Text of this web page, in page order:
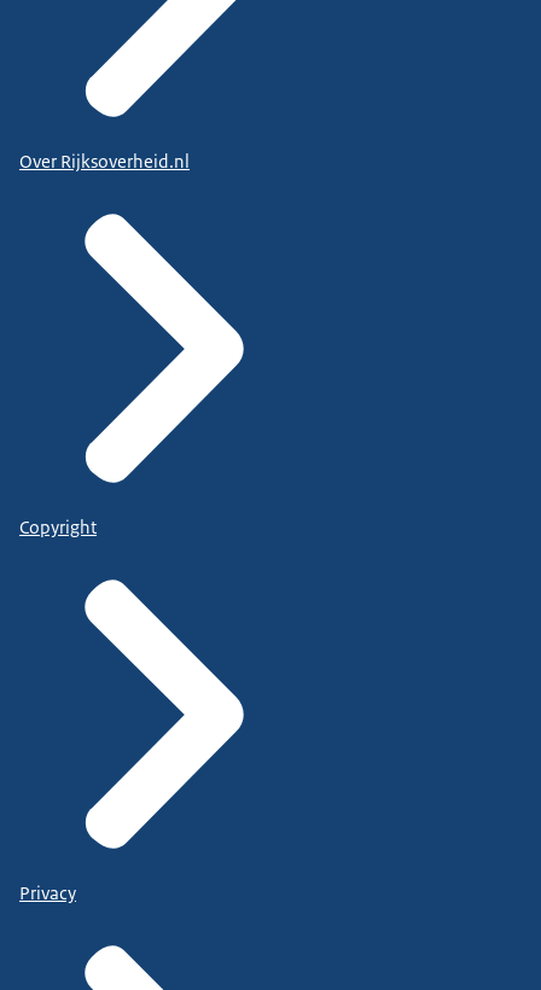
Over Rijksoverheid.nl
Copyright
Privacy